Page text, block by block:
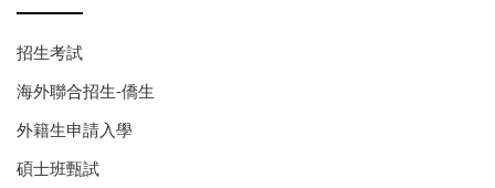
招生考試
海外聯合招生-僑生
外籍生申請入學
碩士班甄試